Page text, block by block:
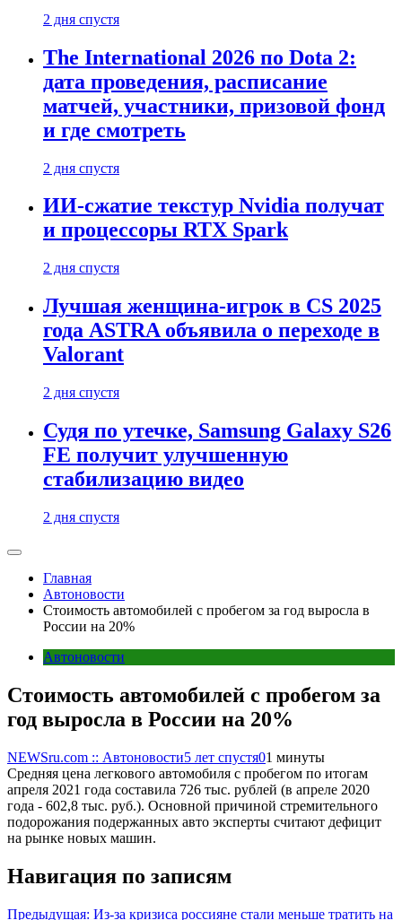
2 дня спустя
The International 2026 по Dota 2:
дата проведения, расписание
матчей, участники, призовой фонд
и где смотреть
2 дня спустя
ИИ-сжатие текстур Nvidia получат
и процессоры RTX Spark
2 дня спустя
Лучшая женщина-игрок в CS 2025
года ASTRA объявила о переходе в
Valorant
2 дня спустя
Судя по утечке, Samsung Galaxy S26
FE получит улучшенную
стабилизацию видео
2 дня спустя
Главная
Автоновости
Стоимость автомобилей с пробегом за год выросла в
России на 20%
Автоновости
Стоимость автомобилей с пробегом за
год выросла в России на 20%
NEWSru.com :: Автоновости5 лет спустя01 минуты
Средняя цена легкового автомобиля с пробегом по итогам
апреля 2021 года составила 726 тыс. рублей (в апреле 2020
года - 602,8 тыс. руб.). Основной причиной стремительного
подорожания подержанных авто эксперты считают дефицит
на рынке новых машин.
Навигация по записям
Предыдущая: Из-за кризиса россияне стали меньше тратить на